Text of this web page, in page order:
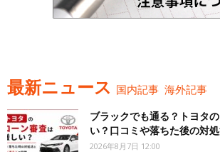
最新ニュース 国内記事 海外記事
ブラックでも通る？トヨタ
い？口コミや落ちた後の対
2026年8月7日 12:00